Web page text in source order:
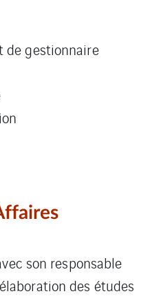
de gestionnaire
son responsable
des études